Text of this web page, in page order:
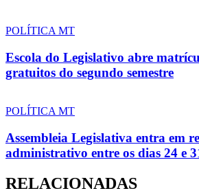
POLÍTICA MT
Escola do Legislativo abre
gratuitos do segundo semestre
POLÍTICA MT
Assembleia Legislativa entra em
administrativo entre os dias 24 e
RELACIONADAS